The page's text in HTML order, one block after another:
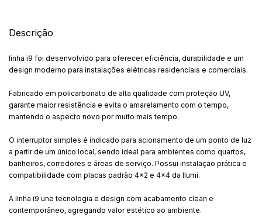
Descrição
linha i9 foi desenvolvido para oferecer eficiência, durabilidade e um
design moderno para instalações elétricas residenciais e comerciais.
Fabricado em policarbonato de alta qualidade com proteção UV,
garante maior resistência e evita o amarelamento com o tempo,
mantendo o aspecto novo por muito mais tempo.
O interruptor simples é indicado para acionamento de um ponto de luz
a partir de um único local, sendo ideal para ambientes como quartos,
banheiros, corredores e áreas de serviço. Possui instalação prática e
compatibilidade com placas padrão 4x2 e 4x4 da Ilumi.
A linha i9 une tecnologia e design com acabamento clean e
contemporâneo, agregando valor estético ao ambiente.